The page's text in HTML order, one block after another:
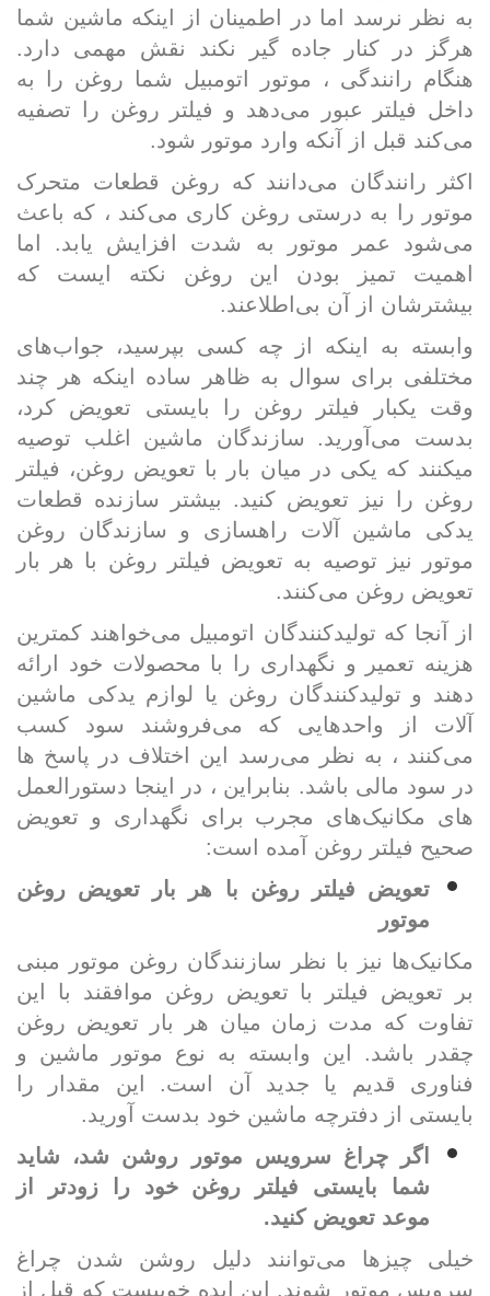
به نظر نرسد اما در اطمینان از اینکه ماشین شما
هرگز در کنار جاده گیر ن­کند نقش مهمی دارد.
هنگام رانندگی ، موتور اتومبیل شما روغن را به
داخل فیلتر عبور می­‌دهد و فیلتر روغن را تصفیه
می­‌کند قبل از آنکه وارد موتور شود.
اکثر رانندگان می‌دانند که روغن قطعات متحرک
موتور را به درستی روغن کاری می‌کند ، که باعث
می‌شود عمر موتور به شدت افزایش یابد. اما
اهمیت تمیز بودن این روغن نکته­
ایست که
بیشترشان از آن بی‌اطلاعند.
وابسته به اینکه از چه کسی بپرسید، جواب­‌های
مختلفی برای سوال به ظاهر ساده اینکه هر چند
وقت یکبار فیلتر روغن را بایستی تعویض کرد،
بدست می‌آورید‌. سازندگان ماشین اغلب توصیه
می­کنند که یکی در میان بار با تعویض روغن، فیلتر
روغن را نیز تعویض کنید. بیشتر سازنده قطعات
یدکی ماشین آلات راهسازی و سازندگان روغن
موتور نیز توصیه به تعویض فیلتر روغن با هر بار
تعویض روغن می­‌کنند.
از آنجا که تولیدکنندگان اتومبیل می­‌خواهند کمترین
هزینه تعمیر و نگهداری را با محصولات خود ارائه
دهند و تولیدکنندگان روغن یا لوازم یدکی ماشین
آلات از واحدهایی که می‌فروشند سود کسب
می‌کنند ، به نظر می‌رسد این اختلاف در پاسخ ها
در سود مالی باشد. بنابراین ، در اینجا دستورالعمل
های مکانیک­‌های مجرب برای نگهداری و تعویض
صحیح فیلتر روغن آمده است:
تعویض فیلتر روغن با هر بار تعویض روغن
موتور
مکانیک‌­ها نیز با نظر سازنندگان روغن موتور مبنی
بر تعویض فیلتر با تعویض روغن موافقند با این
تفاوت که مدت زمان میان هر بار تعویض روغن
چقدر باشد. این وابسته به نوع موتور ماشین و
فناوری قدیم یا جدید آن است. این مقدار را
بایستی از دفترچه ماشین خود بدست آورید.
اگر چراغ سرویس موتور روشن شد، شاید
شما بایستی فیلتر روغن خود را زودتر از
موعد تعویض کنید.
خیلی چیزها می­‌توانند دلیل روشن شدن چراغ
سرویس موتور شوند. این ایده خوبیست که قبل از